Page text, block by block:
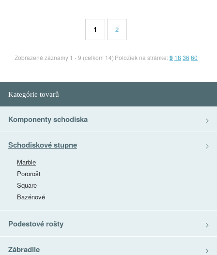
1 2
Položiek na stránke:9 18 36 60
Zobrazené záznamy 1 - 9 (celkom 14)
Kategórie tovarů
Komponenty schodiska
Schodiskové stupne
Marble
Pororošt
Square
Bazénové
Podestové rošty
Zábradlie